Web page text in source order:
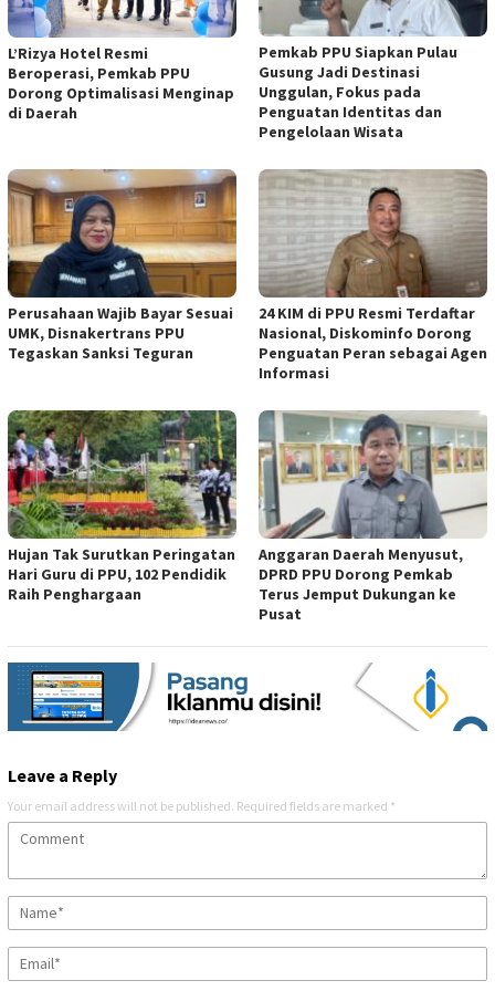
L’Rizya Hotel Resmi
Beroperasi, Pemkab PPU
Dorong Optimalisasi Menginap
di Daerah
Pemkab PPU Siapkan Pulau
Gusung Jadi Destinasi
Unggulan, Fokus pada
Penguatan Identitas dan
Pengelolaan Wisata
Perusahaan Wajib Bayar Sesuai
UMK, Disnakertrans PPU
Tegaskan Sanksi Teguran
24 KIM di PPU Resmi Terdaftar
Nasional, Diskominfo Dorong
Penguatan Peran sebagai Agen
Informasi
Hujan Tak Surutkan Peringatan
Hari Guru di PPU, 102 Pendidik
Raih Penghargaan
Anggaran Daerah Menyusut,
DPRD PPU Dorong Pemkab
Terus Jemput Dukungan ke
Pusat
Leave a Reply
Your email address will not be published. Required fields are marked *